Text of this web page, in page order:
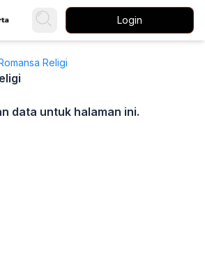
Login
Religi
data untuk halaman ini.